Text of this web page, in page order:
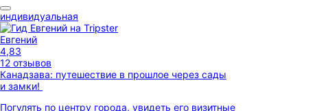
индивидуальная
Евгений
4,83
12 отзывов
Канадзава: путешествие в прошлое через сады
и замки!
Погулять по центру города, увидеть его визитные